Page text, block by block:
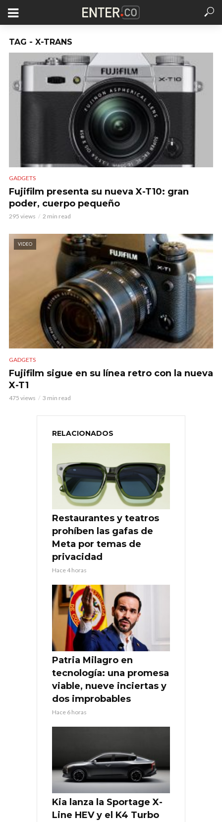
TAG - X-TRANS
GADGETS
Fujifilm presenta su nueva X-T10: gran
poder, cuerpo pequeño
295 views 2 min read
VIDEO
GADGETS
Fujifilm sigue en su línea retro con la nueva
X-T1
475 views 3 min read
RELACIONADOS
Restaurantes y teatros
prohíben las gafas de
Meta por temas de
privacidad
Hace 4 horas
Patria Milagro en
tecnología: una promesa
viable, nueve inciertas y
dos improbables
Hace 6 horas
Kia lanza la Sportage X-
Line HEV y el K4 Turbo